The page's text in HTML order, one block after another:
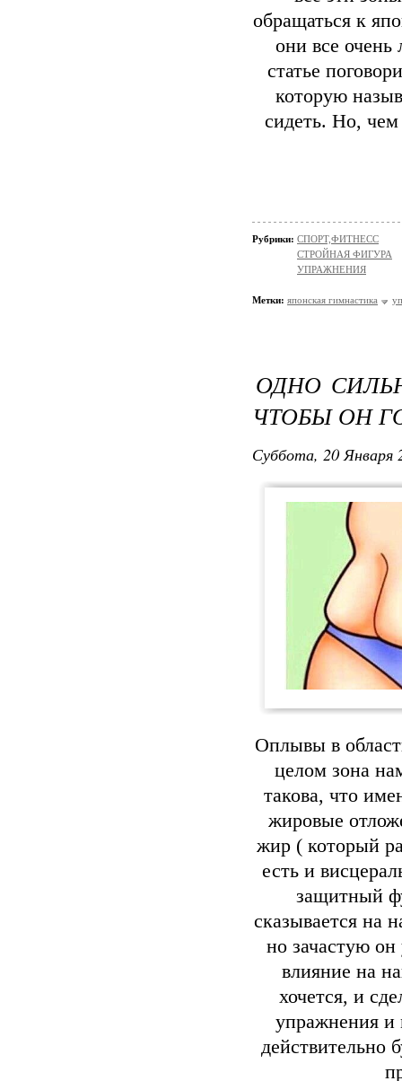
обращаться к
они все
статье
которую
сидеть. Но, чем
Рубрики: СПОРТ,ФИТНЕСС
СТРОЙНАЯ ФИГУРА
УПРАЖНЕНИЯ
Метки: японская гимнастика
ОДНО
ЧТОБЫ ОН
Суббота, 20 Января
Оплывы в
целом зона
такова, что
жировые
жир ( который
есть и
защитный
сказывается на
но зачастую он
влияние на
хочется, и
упражнения и
действительно